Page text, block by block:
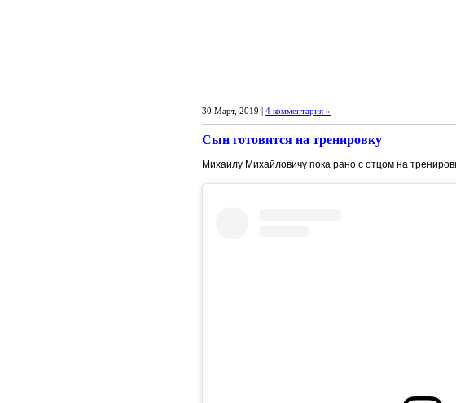
30 Март, 2019 | 4 комментария »
Сын готовится на тренировку
Михаилу Михайловичу пока рано с отцом на